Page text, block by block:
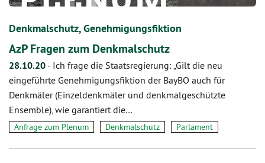
Denkmalschutz, Genehmigungsfiktion
AzP Fragen zum Denkmalschutz
28.10.20 - Ich frage die Staatsregierung: „Gilt die neu
eingeführte Genehmigungsfiktion der BayBO auch für
Denkmäler (Einzeldenkmäler und denkmalgeschützte
Ensemble), wie garantiert die…
Anfrage zum Plenum Denkmalschutz Parlament